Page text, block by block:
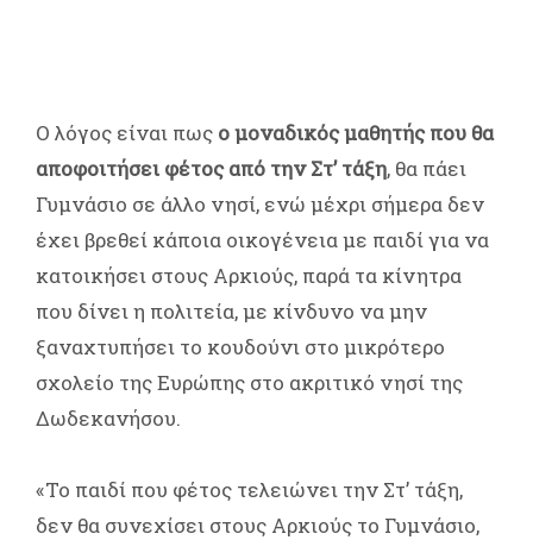
Ο λόγος είναι πως ο μοναδικός μαθητής που θα
αποφοιτήσει φέτος από την Στ’ τάξη, θα πάει
Γυμνάσιο σε άλλο νησί, ενώ μέχρι σήμερα δεν
έχει βρεθεί κάποια οικογένεια με παιδί για να
κατοικήσει στους Αρκιούς, παρά τα κίνητρα
που δίνει η πολιτεία, με κίνδυνο να μην
ξαναχτυπήσει το κουδούνι στο μικρότερο
σχολείο της Ευρώπης στο ακριτικό νησί της
Δωδεκανήσου.
«Το παιδί που φέτος τελειώνει την Στ’ τάξη,
δεν θα συνεχίσει στους Αρκιούς το Γυμνάσιο,